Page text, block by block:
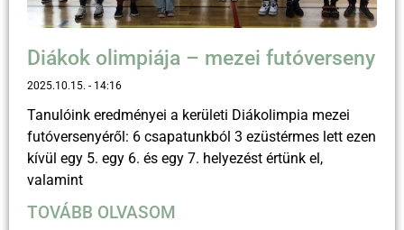
Diákok olimpiája – mezei futóverseny
2025.10.15. 14:16
Tanulóink eredményei a kerületi Diákolimpia mezei
futóversenyéről: 6 csapatunkból 3 ezüstérmes lett ezen
kívül egy 5. egy 6. és egy 7. helyezést értünk el,
valamint
TOVÁBB OLVASOM